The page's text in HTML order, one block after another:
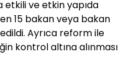
etkili ve etkin yapıda
15 bakan veya bakan
Ayrıca reform ile
kontrol altına alınması